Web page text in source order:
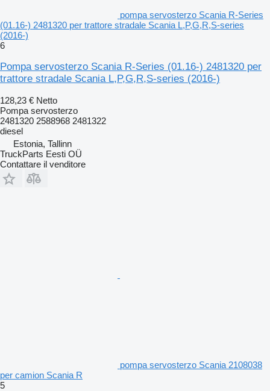
pompa servosterzo Scania R-Series
(01.16-) 2481320 per trattore stradale Scania L,P,G,R,S-series
(2016-)
6
Pompa servosterzo Scania R-Series (01.16-) 2481320 per
trattore stradale Scania L,P,G,R,S-series (2016-)
128,23 € Netto
Pompa servosterzo
2481320 2588968 2481322
diesel
Estonia, Tallinn
TruckParts Eesti OÜ
Contattare il venditore
pompa servosterzo Scania 2108038
per camion Scania R
5